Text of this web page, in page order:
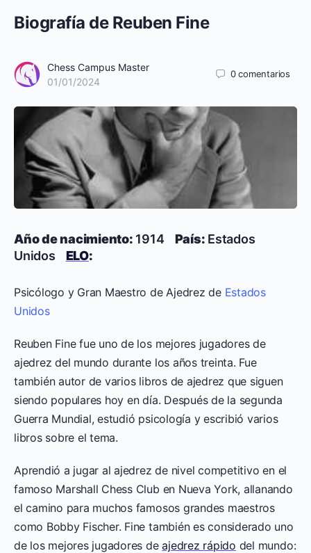
Biografía de Reuben Fine
Chess Campus Master
01/01/2024
0comentarios
Año de nacimiento: 1914 País: Estados
Unidos ELO:
Psicólogo y Gran Maestro de Ajedrez de Estados
Unidos
Reuben Fine fue uno de los mejores jugadores de
ajedrez del mundo durante los años treinta. Fue
también autor de varios libros de ajedrez que siguen
siendo populares hoy en día. Después de la segunda
Guerra Mundial, estudió psicología y escribió varios
libros sobre el tema.
Aprendió a jugar al ajedrez de nivel competitivo en el
famoso Marshall Chess Club en Nueva York, allanando
el camino para muchos famosos grandes maestros
como Bobby Fischer. Fine también es considerado uno
de los mejores jugadores deajedrez rápido del mundo: